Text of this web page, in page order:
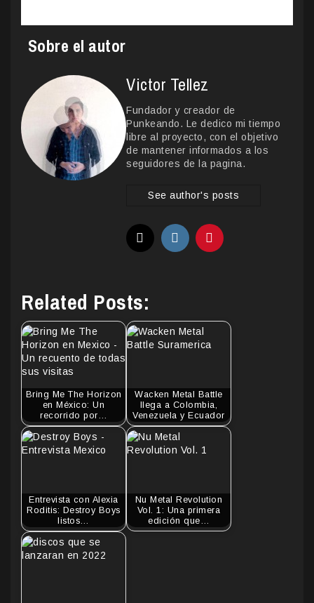
Sobre el autor
Victor Tellez
Fundador y creador de
Punkeando. Le dedico mi tiempo
libre al proyecto, con el objetivo
de mantener informados a los
seguidores de la pagina.
See author's posts
Related Posts:
Bring Me The Horizon
en México: Un
recorrido por…
Wacken Metal Battle
llega a Colombia,
Venezuela y Ecuador
Entrevista con Alexia
Roditis: Destroy Boys
listos…
Nu Metal Revolution
Vol. 1: Una primera
edición que…